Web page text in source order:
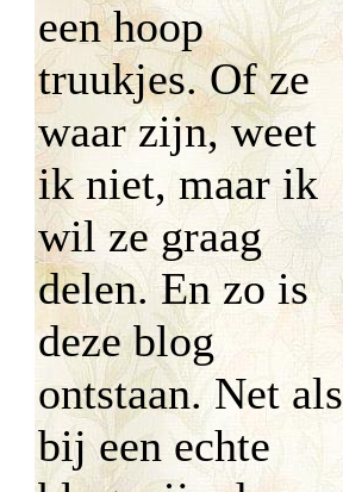
een hoop
truukjes. Of ze
waar zijn, weet
ik niet, maar ik
wil ze graag
delen. En zo is
deze blog
ontstaan. Net als
bij een echte